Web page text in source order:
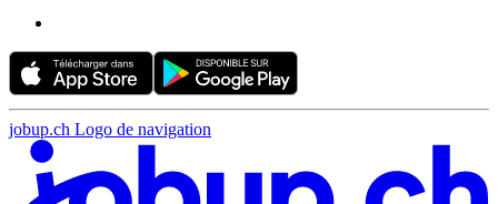
jobup.ch Logo de navigation